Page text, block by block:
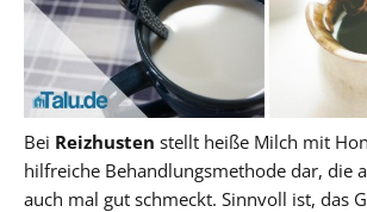
Bei Reizhusten stellt heiße Milch mit
hilfreiche Behandlungsmethode dar, die
auch mal gut schmeckt. Sinnvoll ist, das